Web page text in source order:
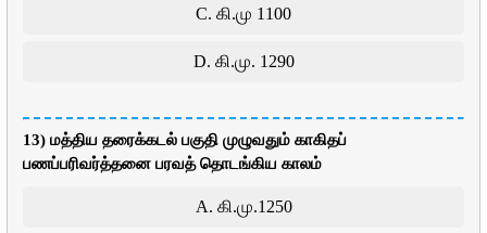
C. கி.மு 1100
D. கி.மு. 1290
13) மத்திய தரைக்கடல் பகுதி முழுவதும் காகிதப்
பணப்பரிவர்த்தனை பரவத் தொடங்கிய காலம்
A. கி.மு.1250